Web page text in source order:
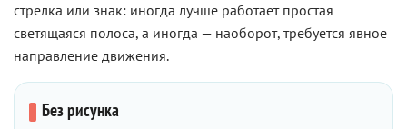
стрелка или знак: иногда лучше работает простая
светящаяся полоса, а иногда — наоборот, требуется явное
направление движения.
Без рисунка